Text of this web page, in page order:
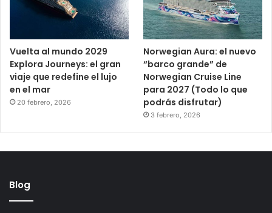
Vuelta al mundo 2029
Explora Journeys: el gran
viaje que redefine el lujo
en el mar
20 febrero, 2026
Norwegian Aura: el nuevo
“barco grande” de
Norwegian Cruise Line
para 2027 (Todo lo que
podrás disfrutar)
3 febrero, 2026
Blog